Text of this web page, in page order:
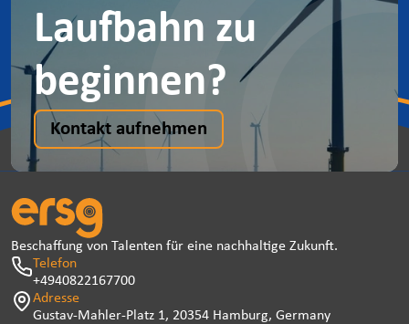
Laufbahn zu
beginnen?
Kontakt aufnehmen
Beschaffung von Talenten für eine nachhaltige Zukunft.
Telefon
+4940822167700
Adresse
Gustav-Mahler-Platz 1, 20354 Hamburg, Germany